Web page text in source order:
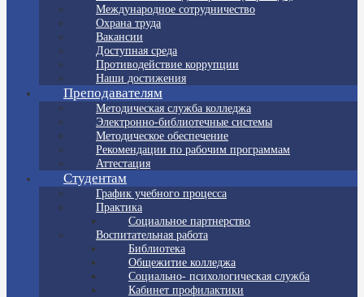
Международное сотрудничество
Охрана труда
Вакансии
Доступная среда
Противодействие коррупции
Наши достижения
Преподавателям
Методическая служба колледжа
Электронно-библиотечные системы
Методическое обеспечение
Рекомендации по рабочим программам
Аттестация
Студентам
График учебного процесса
Практика
Социальное партнерство
Воспитательная работа
Библиотека
Общежитие колледжа
Социально- психологическая служба
Кабинет профилактики